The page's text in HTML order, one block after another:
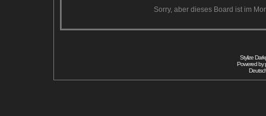
Sorry, aber dieses Board ist im
Stylize
Powered by